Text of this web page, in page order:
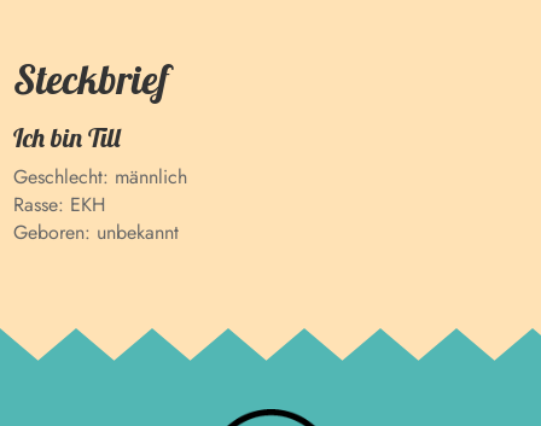
Steckbrief
Ich binTill
Geschlecht: männlich
Rasse: EKH
Geboren: unbekannt